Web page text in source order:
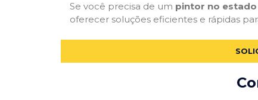
Se você precisa de um pintor no
oferecer soluções eficientes e rápidas